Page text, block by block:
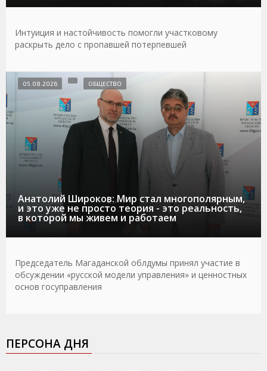
Интуиция и настойчивость помогли участковому
раскрыть дело с пропавшей потерпевшей
Анатолий Широков: Мир стал многополярным,
и это уже не просто теория - это реальность,
в которой мы живем и работаем
05.08.2026 ОБЩЕСТВО
Председатель Магаданской облдумы принял участие в
обсуждении «русской модели управления» и ценностных
основ госуправления
ПЕРСОНА ДНЯ